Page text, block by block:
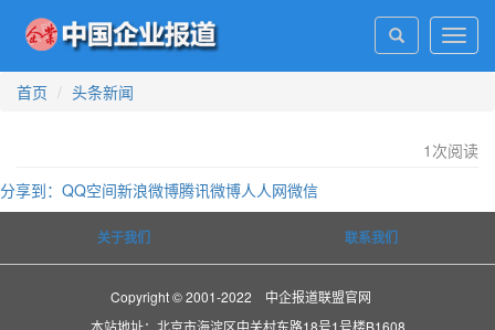
首页
头条新闻
1 次阅读
分享到： QQ空间新浪微博腾讯微博人人网微信
关于我们 联系我们
Copyright © 2001-2022 中企报道联盟官网
本站地址：北京市海淀区中关村东路18号1号楼B1608